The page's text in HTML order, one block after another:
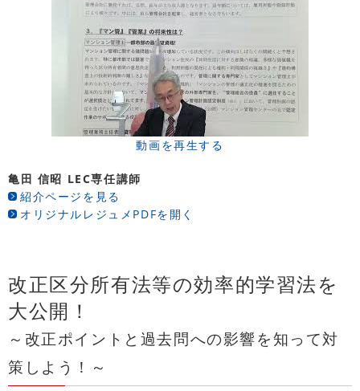
動画を再生する
亀田 信昭 LEC専任講師
紹介ページを見る
オリジナルレジュメPDFを開く
改正区分所有法等の効率的学習法を
大公開！
～改正ポイントと過去問への影響を知って対
策しよう！～